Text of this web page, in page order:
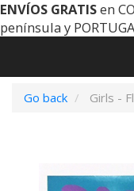
ENVÍOS GRATISen
península y
Go back
Girls -